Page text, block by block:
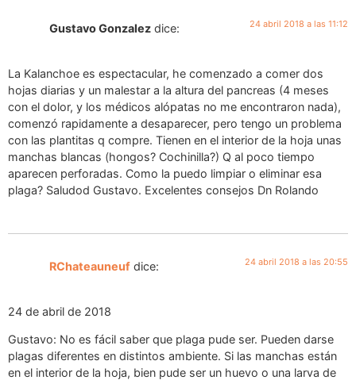
Gustavo Gonzalez dice: 24 abril 2018 a las 11:12
La Kalanchoe es espectacular, he comenzado a comer dos
hojas diarias y un malestar a la altura del pancreas (4 meses
con el dolor, y los médicos alópatas no me encontraron nada),
comenzó rapidamente a desaparecer, pero tengo un problema
con las plantitas q compre. Tienen en el interior de la hoja unas
manchas blancas (hongos? Cochinilla?) Q al poco tiempo
aparecen perforadas. Como la puedo limpiar o eliminar esa
plaga? Saludod Gustavo. Excelentes consejos Dn Rolando
RChateauneuf dice: 24 abril 2018 a las 20:55
24 de abril de 2018
Gustavo: No es fácil saber que plaga pude ser. Pueden darse
plagas diferentes en distintos ambiente. Si las manchas están
en el interior de la hoja, bien pude ser un huevo o una larva de